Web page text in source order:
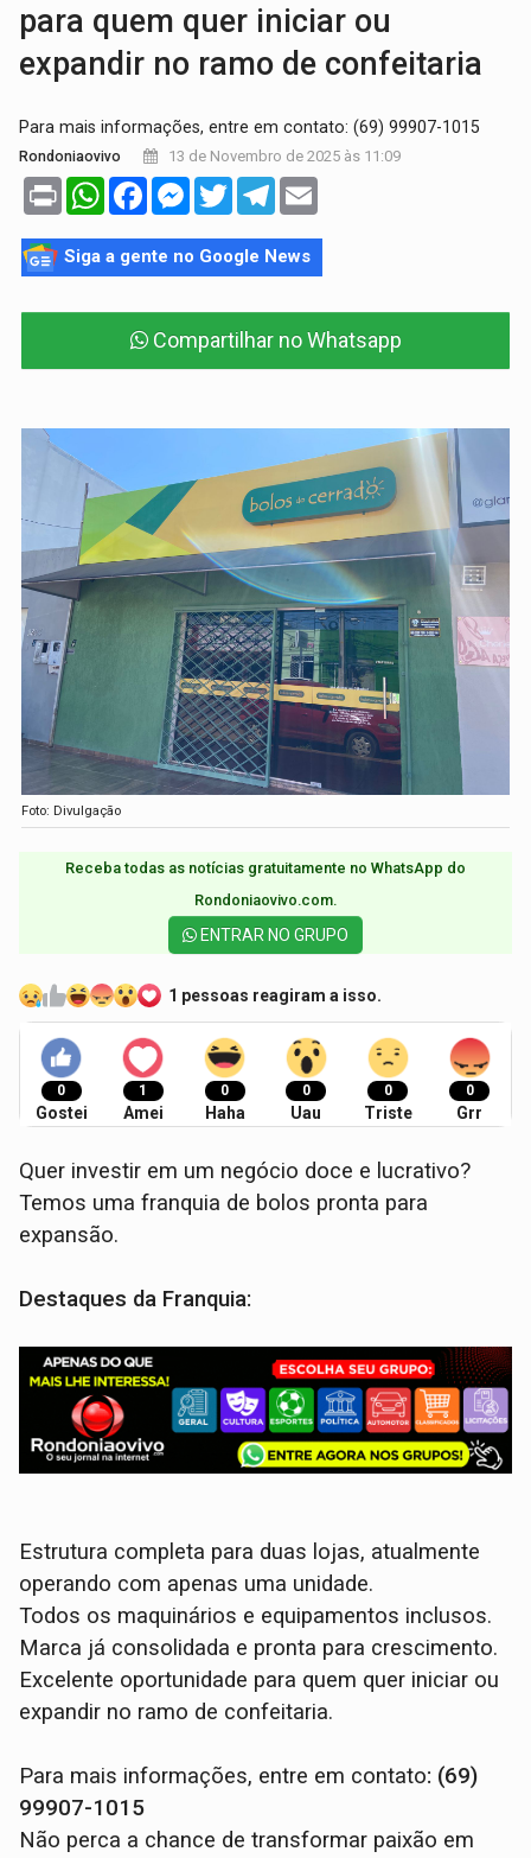
para quem quer iniciar ou
expandir no ramo de confeitaria
Para mais informações, entre em contato: (69) 99907-1015
Rondoniaovivo 13 de Novembro de 2025 às 11:09
Print WhatsAppFacebookMessenger
TwitterTelegram
Siga a gente no Google News
Compartilhar no Whatsapp
Foto: Divulgação
Receba todas as notícias gratuitamente no WhatsApp do
Rondoniaovivo.com.​
ENTRAR NO GRUPO
1 pessoas reagiram a isso.
0
Gostei
1
Amei
0
Haha
0
Uau
0
Triste
0
Grr
Quer investir em um negócio doce e lucrativo?
Temos uma franquia de bolos pronta para
expansão.
Destaques da Franquia:
Estrutura completa para duas lojas, atualmente
operando com apenas uma unidade.
Todos os maquinários e equipamentos inclusos.
Marca já consolidada e pronta para crescimento.
Excelente oportunidade para quem quer iniciar ou
expandir no ramo de confeitaria.
Para mais informações, entre em contato: (69)
99907-1015
Não perca a chance de transformar paixão em